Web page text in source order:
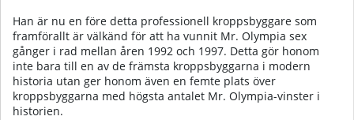
Han är nu en före detta professionell kroppsbyggare som
framförallt är välkänd för att ha vunnit Mr. Olympia sex
gånger i rad mellan åren 1992 och 1997. Detta gör honom
inte bara till en av de främsta kroppsbyggarna i modern
historia utan ger honom även en femte plats över
kroppsbyggarna med högsta antalet Mr. Olympia-vinster i
historien.